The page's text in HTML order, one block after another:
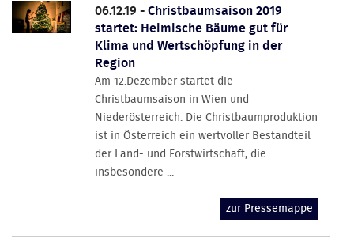
06.12.19 -Christbaumsaison 2019
startet: Heimische Bäume gut für
Klima und Wertschöpfung in der
Region
Am 12.Dezember startet die
Christbaumsaison in Wien und
Niederösterreich. Die Christbaumproduktion
ist in Österreich ein wertvoller Bestandteil
der Land- und Forstwirtschaft, die
insbesondere ...
zur Pressemappe